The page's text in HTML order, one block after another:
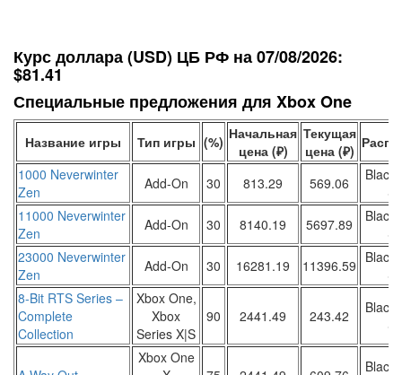
Курс доллара (USD) ЦБ РФ на 07/08/2026:
$81.41
Специальные предложения для Xbox One
Название игры Тип игры (%) Начальная
цена (₽)
Текущая
цена (₽)
1000 Neverwinter
Zen
Add-On 30 813.29 569.06
Black
11000 Neverwinter
Zen
Add-On 30 8140.19 5697.89
Black
23000 Neverwinter
Zen
Add-On 30 16281.19 11396.59 Black
8-Bit RTS Series –
Complete
Collection
Xbox One,
Xbox
Series X|S
90 2441.49 243.42
Black
Xbox One
Black